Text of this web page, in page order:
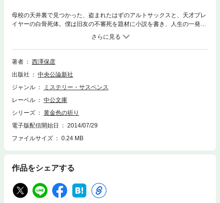
母校の天井裏で見つかった、盗まれたはずのアルトサックスと、天才プレ
イヤーの白骨死体。僕は旧友の不審死を題材に小説を書き、人生の一発逆
転を狙うが……。成功者に憧れ、理想と現実の間をさすらい続けた末に僕
が見出す、最も知りたくなかった真犯人とは？ 自意識の闇を精緻なトリ
ックに昇華させた、極上の青春ミステリー。〈解説〉佳多山大地
著者
西澤保彦
出版社
中央公論新社
ジャンル
ミステリー・サスペンス
レーベル
中公文庫
シリーズ
黄金色の祈り
電子版配信開始日
2014/07/29
ファイルサイズ
0.24 MB
作品をシェアする